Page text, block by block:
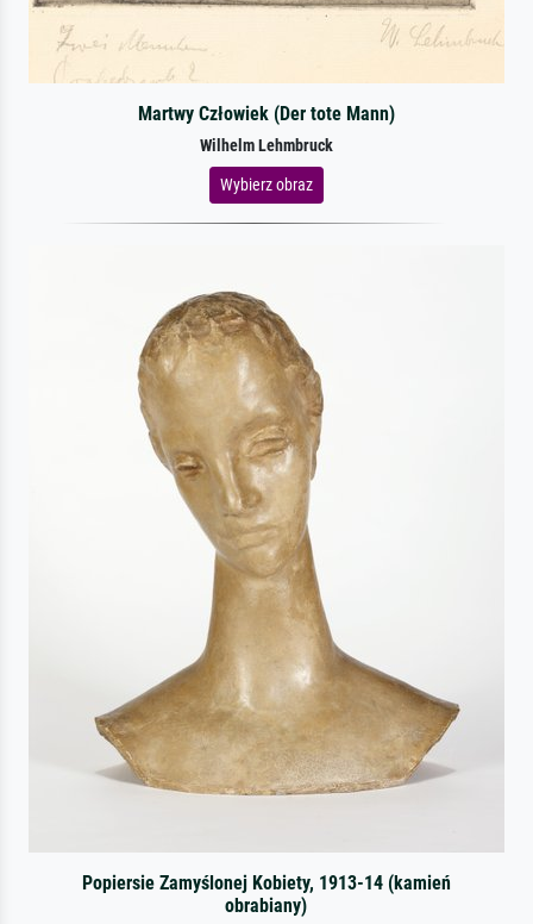
Martwy Człowiek (Der tote Mann)
Wilhelm Lehmbruck
Wybierz obraz
Popiersie Zamyślonej Kobiety, 1913-14 (kamień
obrabiany)